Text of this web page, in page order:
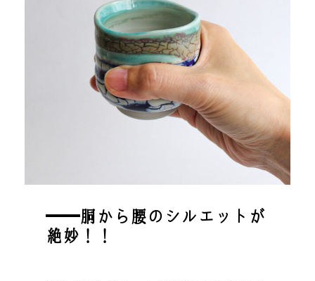
━━胴から腰のシルエットが
絶妙！！